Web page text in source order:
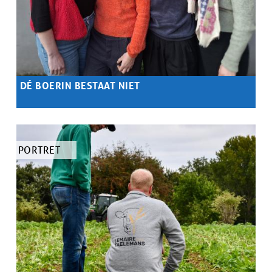
DÉ BOERIN BESTAAT NIET
TYPE
ARTIKEL
PORTRET